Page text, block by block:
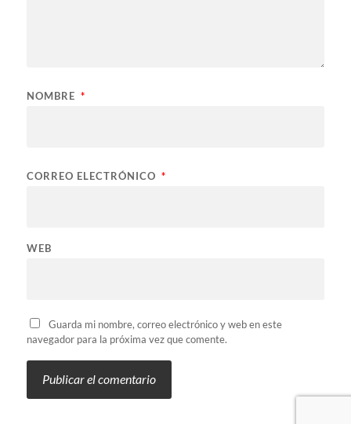
NOMBRE *
CORREO ELECTRÓNICO *
WEB
Guarda mi nombre, correo electrónico y web en este
navegador para la próxima vez que comente.